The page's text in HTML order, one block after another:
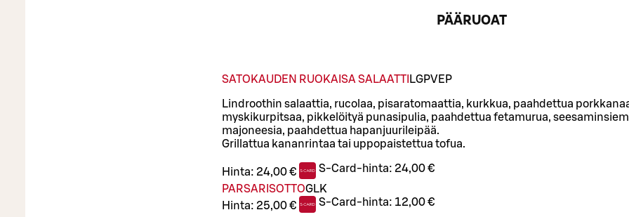
PÄÄRUOAT
SATOKAUDEN RUOKAISA SALAATTI LGPVEP
Lindroothin salaattia, rucolaa, pisaratomaattia, kurkkua, paahdettua
myskikurpitsaa, pikkelöityä punasipulia, paahdettua fetamurua,
majoneesia, paahdettua hapanjuurileipää.
Grillattua kananrintaa tai uppopaistettua tofua.
Hinta: 24,00 € S-Card-hinta: 24,00 €
PARSARISOTTOGLK
Hinta: 25,00 € S-Card-hinta: 12,00 €